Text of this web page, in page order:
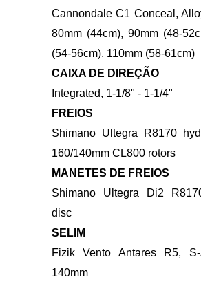
56), 400mm (58-61)
MANOPLAS
Cannondale Bar Tape, 3.5mm
MESA/AVANÇO
Cannondale C1 Conceal,
80mm (44cm), 90mm (48-
(54-56cm), 110mm (58-61cm)
CAIXA DE DIREÇÃO
Integrated, 1-1/8" - 1-1/4"
FREIOS
Shimano Ultegra R8170
160/140mm CL800 rotors
MANETES DE FREIOS
Shimano Ultegra Di2